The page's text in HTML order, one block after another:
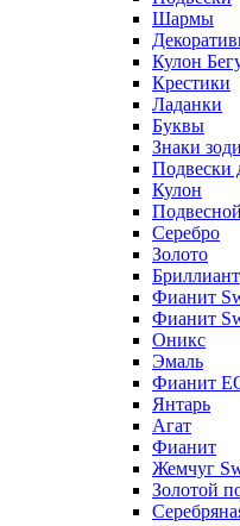
Шармы
Кулон
Крестики
Ладанки
Буквы
Знаки
Подвески
Кулон
Серебро
Золото
Бриллиант
Фианит
Фианит
Оникс
Эмаль
Фианит
Янтарь
Агат
Фианит
Жемчуг
Золотой